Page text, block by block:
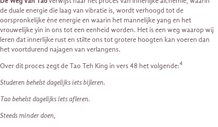
de duale energie die laag van vibratie is, wordt verhoogd tot de
oorspronkelijke éne energie en waarin het mannelijke yang en het
vrouwelijke yin in ons tot een eenheid worden. Het is een weg waarop wij
leren dat innerlijke rust en stilte ons tot grotere hoogten kan voeren dan
het voortdurend najagen van verlangens.
Over dit proces zegt de Tao Teh King in vers 48 het volgende:4
Studeren behelst dagelijks iets bijleren.
Tao behelst dagelijks iets afleren.
Steeds minder doen,